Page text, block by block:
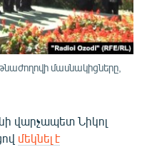
մասնակիցները,
վարչապետ Նիկոլ
մեկնել է